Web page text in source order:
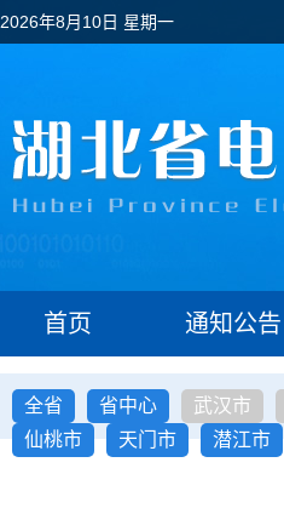
2026年8月10日 星期一
首页 通知公告
全省 省中心 武汉市
仙桃市
天门市 潜江市